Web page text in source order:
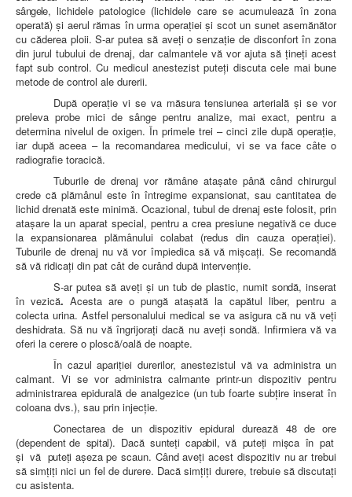
sângele, lichidele patologice (lichidele care se acumulează în zona
operată) şi aerul rămas în urma operaţiei şi scot un sunet asemănător
cu căderea ploii. S-ar putea să aveţi o senzaţie de disconfort în zona
din jurul tubului de drenaj, dar calmantele vă vor ajuta să ţineţi acest
fapt sub control. Cu medicul anestezist puteţi discuta cele mai bune
metode de control ale durerii.
După operaţie vi se va măsura tensiunea arterială şi se vor
preleva probe mici de sânge pentru analize, mai exact, pentru a
determina nivelul de oxigen. În primele trei – cinci zile după operaţie,
iar după aceea – la recomandarea medicului, vi se va face câte o
radiografie toracică.
Tuburile de drenaj vor rămâne ataşate până când chirurgul
crede că plămânul este în întregime expansionat, sau cantitatea de
lichid drenată este minimă. Ocazional, tubul de drenaj este folosit, prin
ataşare la un aparat special, pentru a crea presiune negativă ce duce
la expansionarea plămânului colabat (redus din cauza operaţiei).
Tuburile de drenaj nu vă vor împiedica să vă mişcaţi. Se recomandă
să vă ridicaţi din pat cât de curând după intervenţie.
S-ar putea să aveţi şi un tub de plastic, numit sondă, inserat
în vezică. Acesta are o pungă ataşată la capătul liber, pentru a
colecta urina. Astfel personalului medical se va asigura că nu vă veţi
deshidrata. Să nu vă îngrijoraţi dacă nu aveţi sondă. Infirmiera vă va
oferi la cerere o ploscă/oală de noapte.
În cazul apariţiei durerilor, anestezistul vă va administra un
calmant. Vi se vor administra calmante printr-un dispozitiv pentru
administrarea epidurală de analgezice (un tub foarte subţire inserat în
coloana dvs.), sau prin injecţie.
Conectarea de un dispozitiv epidural durează 48 de ore
(dependentde spital). Dacă sunteţi capabil, vă puteţi mişca în pat
şi vă puteţi aşeza pe scaun. Când aveţi acest dispozitiv nu ar trebui
să simţiţi nici un fel de durere. Dacă simţiţi durere, trebuie să discutaţi
cu asistenta.